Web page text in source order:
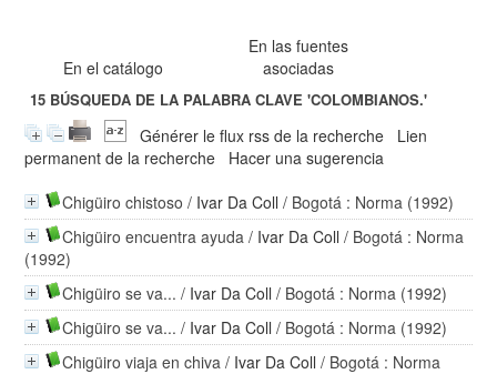
En el catálogo
En las fuentes
asociadas
15 BÚSQUEDA DE LA PALABRA CLAVE'COLOMBIANOS.'
Générer le flux rss de la recherche
Lien
permanent de la recherche
Hacer una sugerencia
Chigüiro chistoso / Ivar Da Coll / Bogotá : Norma (1992)
Chigüiro encuentra ayuda / Ivar Da Coll / Bogotá : Norma
(1992)
Chigüiro se va... / Ivar Da Coll / Bogotá : Norma (1992)
Chigüiro se va... / Ivar Da Coll / Bogotá : Norma (1992)
Chigüiro viaja en chiva / Ivar Da Coll / Bogotá : Norma